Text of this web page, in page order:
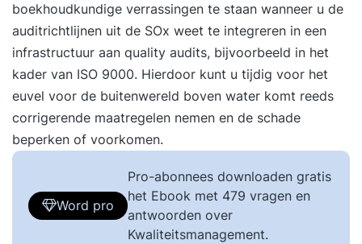
boekhoudkundige verrassingen te staan wanneer u de
auditrichtlijnen uit de SOx weet te integreren in een
infrastructuur aan quality audits, bijvoorbeeld in het
kader van ISO 9000. Hierdoor kunt u tijdig voor het
euvel voor de buitenwereld boven water komt reeds
corrigerende maatregelen nemen en de schade
beperken of voorkomen.
Word pro
Pro-abonnees downloaden gratis
het Ebook met 479 vragen en
antwoorden over
Kwaliteitsmanagement.